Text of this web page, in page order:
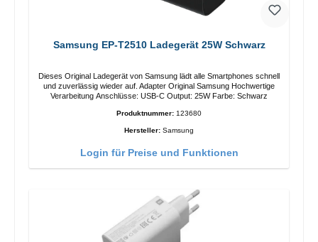
Samsung EP-T2510 Ladegerät 25W Schwarz
Dieses Original Ladegerät von Samsung lädt alle Smartphones schnell
und zuverlässig wieder auf. Adapter Original Samsung Hochwertige
Verarbeitung Anschlüsse: USB-C Output: 25W Farbe: Schwarz
Produktnummer: 123680
Hersteller: Samsung
Login für Preise und Funktionen